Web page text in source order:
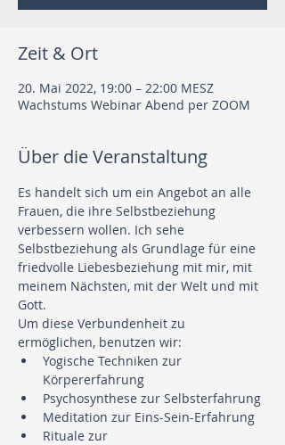
Zeit & Ort
20. Mai 2022, 19:00 – 22:00 MESZ
Wachstums Webinar Abend per ZOOM
Über die Veranstaltung
Es handelt sich um ein Angebot an alle
Frauen, die ihre Selbstbeziehung
verbessern wollen. Ich sehe
Selbstbeziehung als Grundlage für eine
friedvolle Liebesbeziehung mit mir, mit
meinem Nächsten, mit der Welt und mit
Gott.
Um diese Verbundenheit zu
ermöglichen, benutzen wir:
Yogische Techniken zur
Körpererfahrung
Psychosynthese zur Selbsterfahrung
Meditation zur Eins-Sein-Erfahrung
Rituale zur